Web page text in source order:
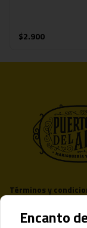
$2.900
Términos y
Encanto